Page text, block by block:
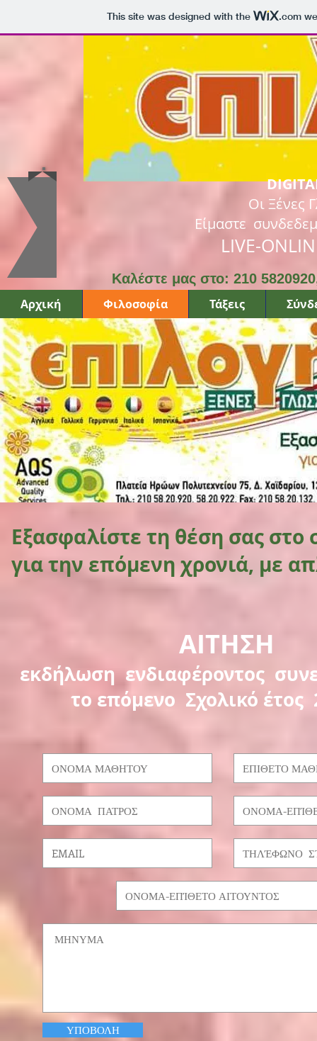
This site was designed with the .com
Καλέστε μας στο: 210
Οι Ξένες
Είμαστε
LIVE-
Αρχική Φιλοσοφία Τάξεις
Εξασφαλίστε τη θέση σας στο
για την επόμενη χρονιά, με
ΑΙΤΗΣΗ
εκδήλωση ενδιαφέροντος
το επόμενο Σχολικό έτος
ΥΠΟΒΟΛΗ